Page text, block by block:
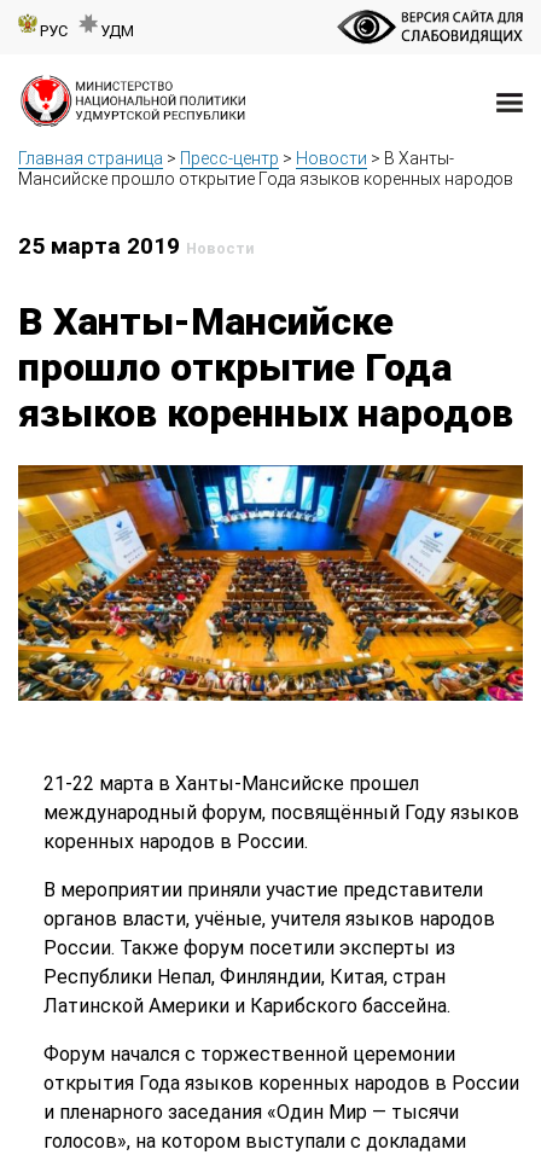
РУС УДМ
Главная страница > Пресс-центр > Новости > В Ханты-
Мансийске прошло открытие Года языков коренных народов
25 марта 2019 Новости
В Ханты-Мансийске
прошло открытие Года
языков коренных народов
21-22 марта в Ханты-Мансийске прошел
международный форум, посвящённый Году языков
коренных народов в России.
В мероприятии приняли участие представители
органов власти, учёные, учителя языков народов
России. Также форум посетили эксперты из
Республики Непал, Финляндии, Китая, стран
Латинской Америки и Карибского бассейна.
Форум начался с торжественной церемонии
открытия Года языков коренных народов в России
и пленарного заседания «Один Мир — тысячи
голосов», на котором выступали с докладами